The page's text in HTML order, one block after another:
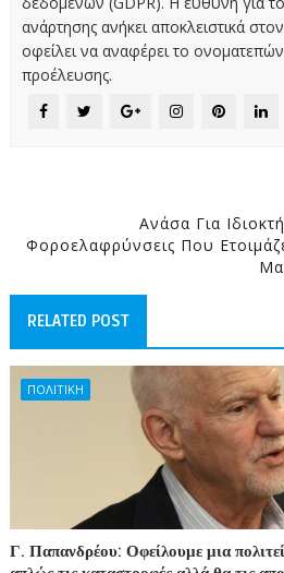
ανάρτησης ανήκει αποκλειστικά
οφείλει να αναφέρει το
προέλευσης.
Ανάσα Για
Φοροελαφρύνσεις Που
RELATED POST
ΠΟΛΙΤΙΚΗ
Γ. Παπανδρέου: Οφείλουμε μια